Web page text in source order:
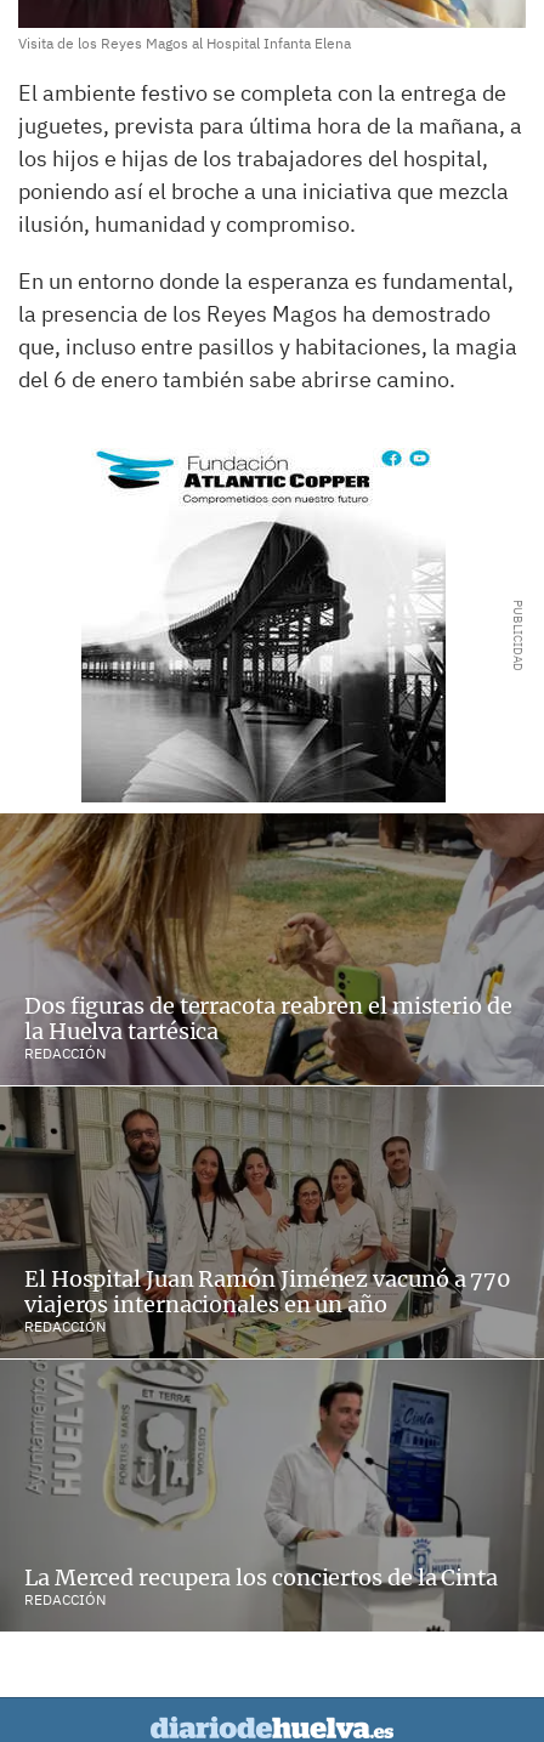
Visita de los Reyes Magos al Hospital Infanta Elena
El ambiente festivo se completa con la entrega de
juguetes, prevista para última hora de la mañana, a
los hijos e hijas de los trabajadores del hospital,
poniendo así el broche a una iniciativa que mezcla
ilusión, humanidad y compromiso.
En un entorno donde la esperanza es fundamental,
la presencia de los Reyes Magos ha demostrado
que, incluso entre pasillos y habitaciones, la magia
del 6 de enero también sabe abrirse camino.
Dos figuras de terracota reabren el misterio de
la Huelva tartésica
REDACCIÓN
El Hospital Juan Ramón Jiménez vacunó a 770
viajeros internacionales en un año
REDACCIÓN
La Merced recupera los conciertos de la Cinta
REDACCIÓN